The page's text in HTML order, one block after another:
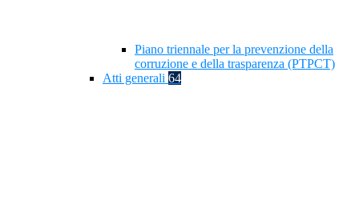
Piano triennale per la prevenzione della
corruzione e della trasparenza (PTPCT)
Atti generali 64